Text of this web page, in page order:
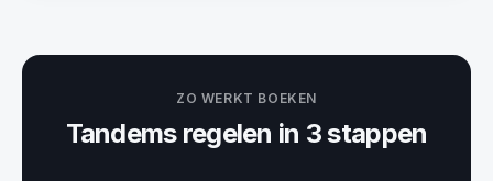
ZO WERKT BOEKEN
Tandemsregelen in 3 stappen